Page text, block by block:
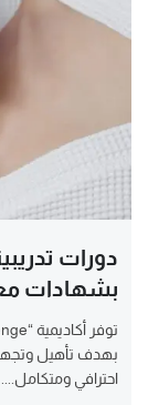
دورات
بشهادات
بهدف تأهيل
احترافي ومتكامل....